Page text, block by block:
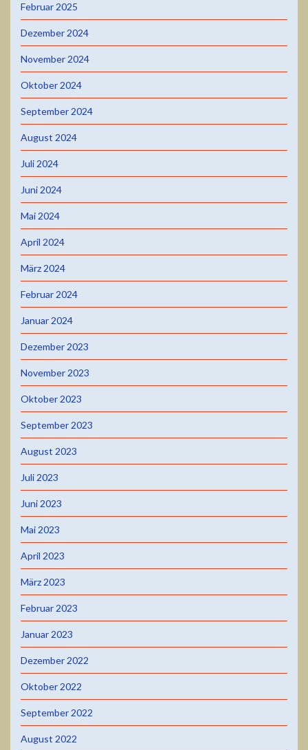
Februar 2025
Dezember 2024
November 2024
Oktober 2024
September 2024
August 2024
Juli 2024
Juni 2024
Mai 2024
April 2024
März 2024
Februar 2024
Januar 2024
Dezember 2023
November 2023
Oktober 2023
September 2023
August 2023
Juli 2023
Juni 2023
Mai 2023
April 2023
März 2023
Februar 2023
Januar 2023
Dezember 2022
Oktober 2022
September 2022
August 2022